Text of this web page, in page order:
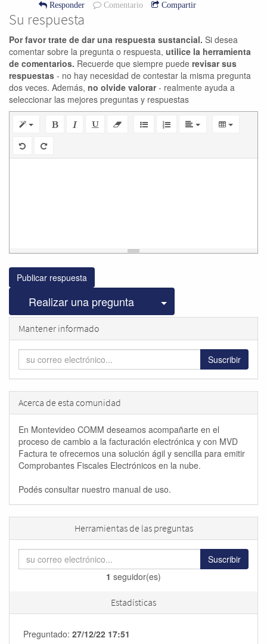
Responder
Comentario Compartir
Su respuesta
Por favor trate de dar una respuesta sustancial. Si desea
comentar sobre la pregunta o respuesta, utilice la herramienta
de comentarios. Recuerde que siempre puede revisar sus
respuestas - no hay necesidad de contestar la misma pregunta
dos veces. Además, no olvide valorar- realmente ayuda a
seleccionar las mejores preguntas y respuestas
Publicar respuesta
Realizar una pregunta Seleccionar
Mantener informado
Suscribir
Acerca de esta comunidad
En Montevideo COMM deseamos acompañarte en el
proceso de cambio a la facturación electrónica y con MVD
Factura te ofrecemos una solución ágil y sencilla para emitir
Comprobantes Fiscales Electrónicos en la nube.
Podés consultar nuestro manual de uso.
Herramientas de las preguntas
Suscribir
1 seguidor(es)
Estadísticas
Preguntado: 27/12/22 17:51